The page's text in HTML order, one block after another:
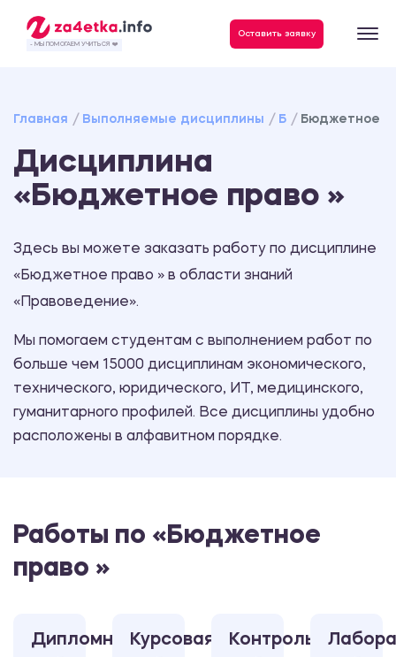
- МЫ ПОМОГАЕМ УЧИТЬСЯ ❤️
Оставить заявку
Главная Выполняемые дисциплины Б Бюджетное
Дисциплина
«Бюджетное право »
Здесь вы можете заказать работу по дисциплине
«Бюджетное право » в области знаний
«Правоведение».
Мы помогаем студентам с выполнением работ по
больше чем 15000 дисциплинам экономического,
технического, юридического, ИТ, медицинского,
гуманитарного профилей. Все дисциплины удобно
расположены в алфавитном порядке.
Работы по «Бюджетное
право »
ДипломнаяКурсовая
Контрольная